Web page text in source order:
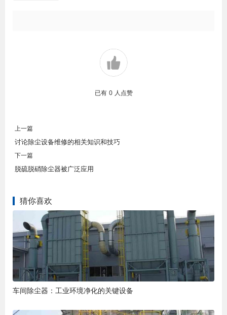
已有 0 人点赞
上一篇
讨论除尘设备维修的相关知识和技巧
下一篇
脱硫脱硝除尘器被广泛应用
猜你喜欢
车间除尘器：工业环境净化的关键设备